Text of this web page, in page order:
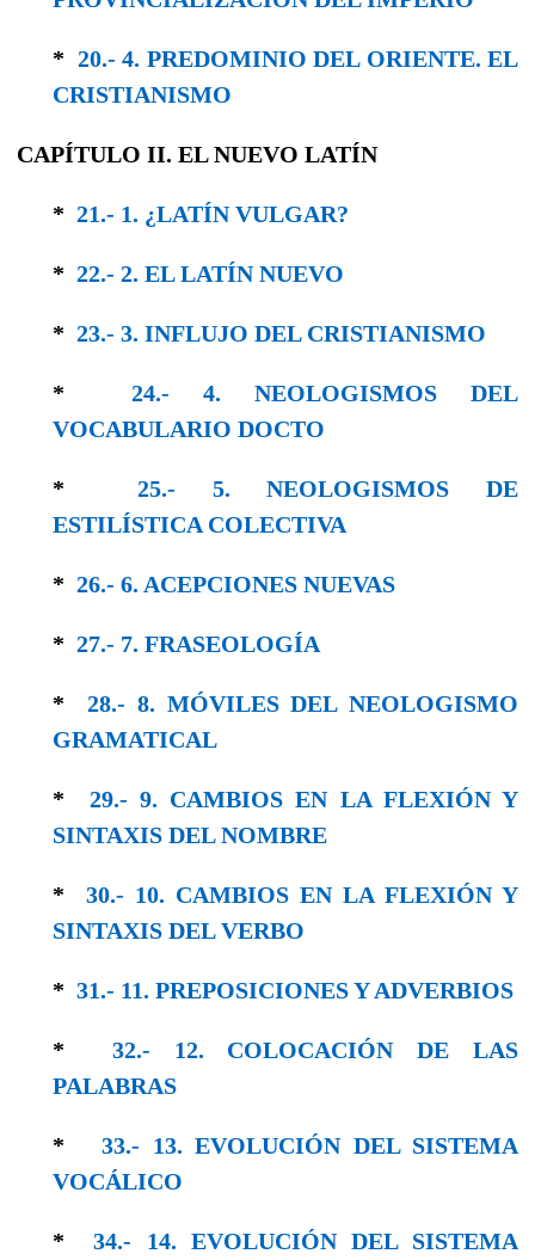
* 20.- 4. PREDOMINIO DEL ORIENTE. EL
CRISTIANISMO
CAPÍTULO II. EL NUEVO LATÍN
* 21.- 1. ¿LATÍN VULGAR?
* 22.- 2. EL LATÍN NUEVO
* 23.- 3. INFLUJO DEL CRISTIANISMO
* 24.- 4. NEOLOGISMOS DEL
VOCABULARIO DOCTO
*25.- 5. NEOLOGISMOS DE
ESTILÍSTICA COLEC­TIVA
* 26.- 6. ACEPCIONES NUEVAS
* 27.- 7. FRASEOLOGÍA
*28.- 8. MÓVILES DEL NEOLOGISMO
GRAMA­TICAL
* 29.- 9. CAMBIOS EN LA FLEXIÓN Y
SINTAXIS DEL NOMBRE
* 30.- 10. CAMBIOS EN LA FLEXIÓN Y
SIN­TAXIS DEL VERBO
* 31.- 11. PREPOSICIONES Y ADVERBIOS
* 32.- 12. COLOCACIÓN DE LAS
PALABRAS
*33.- 13. EVOLUCIÓN DEL SISTEMA
VOCÁLICO
*34.- 14. EVOLUCIÓN DEL SISTEMA